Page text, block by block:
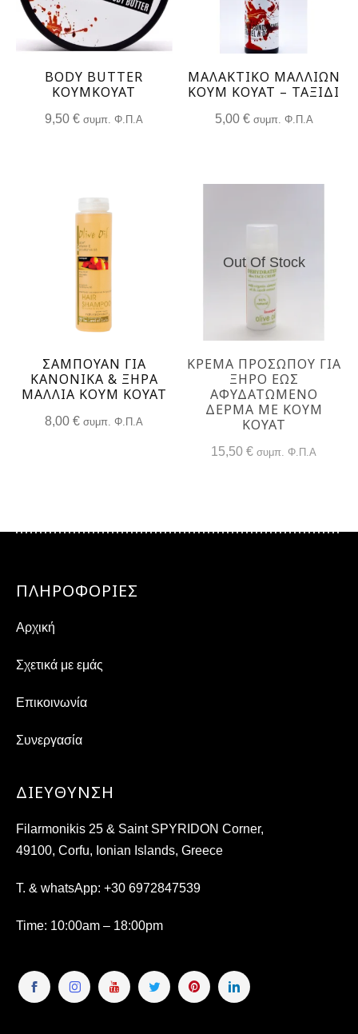
BODY BUTTER
ΚΟΥΜΚΟΥΆΤ
9,50€ συμπ. Φ.Π.Α
ΜΑΛΑΚΤΙΚΟ ΜΑΛΛΙΩΝ
ΚΟΥΜ ΚΟΥΆΤ – ΤΑΞΊΔΙ
5,00 € συμπ. Φ.Π.Α
ΣΑΜΠΟΥΑΝ ΓΙΑ
ΚΑΝΟΝΙΚΑ & ΞΗΡΑ
ΜΑΛΛΙΑ ΚΟΥΜ ΚΟΥΆΤ
8,00€ συμπ. Φ.Π.Α
Out Of Stock
ΚΡΈΜΑ ΠΡΟΣΏΠΟΥ ΓΙΑ
ΞΗΡΌ ΕΩΣ
ΑΦΥΔΑΤΩΜΈΝΟ
ΔΈΡΜΑ ΜΕ ΚΟΥΜ
ΚΟΥΑΤ
15,50€ συμπ. Φ.Π.Α
ΠΛΗΡΟΦΟΡΙΕΣ
Αρχική
Σχετικά με εμάς
Επικοινωνία
Συνεργασία
ΔΙΕΎΘΥΝΣΗ
Filarmonikis 25 & Saint SPYRIDON Corner,
49100, Corfu, Ionian Islands, Greece
T. & whatsApp: +30 6972847539
Time: 10:00am – 18:00pm